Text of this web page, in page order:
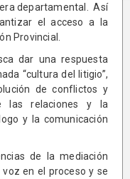
departamental. Así
el acceso a la
Provincial.
dar una respuesta
“cultura del litigio”,
de conflictos y
las relaciones y la
y la comunicación
de la mediación
en el proceso y se